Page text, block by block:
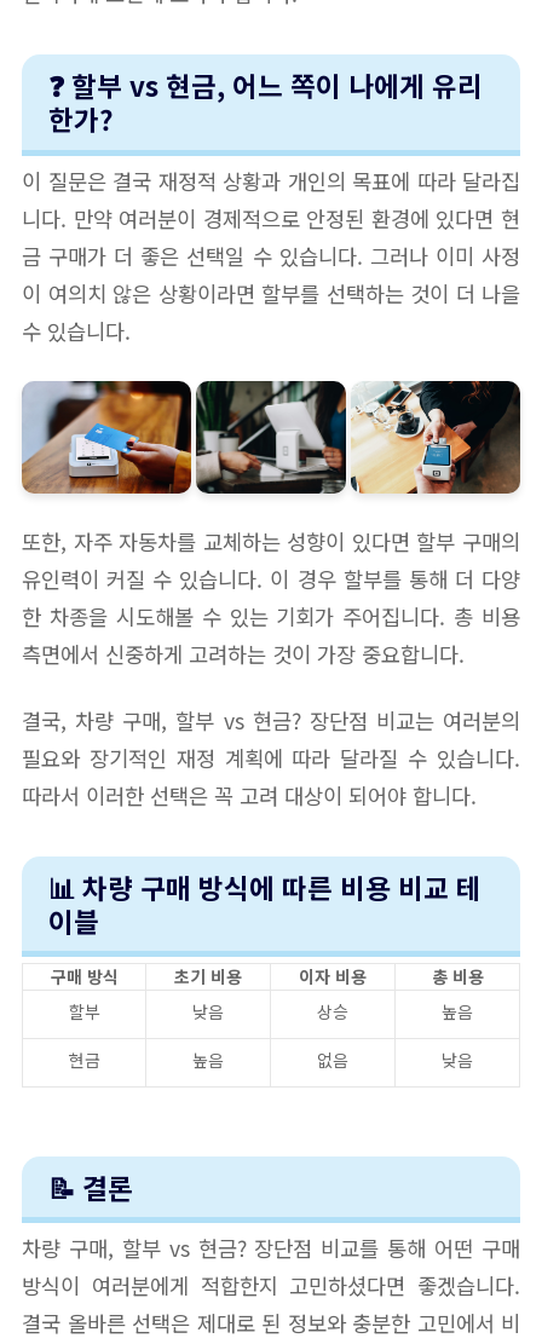
❓ 할부 vs 현금, 어느 쪽이 나에게 유리
한가?
이 질문은 결국 재정적 상황과 개인의 목표에 따라 달라집
니다. 만약 여러분이 경제적으로 안정된 환경에 있다면 현
금 구매가 더 좋은 선택일 수 있습니다. 그러나 이미 사정
이 여의치 않은 상황이라면 할부를 선택하는 것이 더 나을
수 있습니다.
또한, 자주 자동차를 교체하는 성향이 있다면 할부 구매의
유인력이 커질 수 있습니다. 이 경우 할부를 통해 더 다양
한 차종을 시도해볼 수 있는 기회가 주어집니다. 총 비용
측면에서 신중하게 고려하는 것이 가장 중요합니다.
결국, 차량 구매, 할부 vs 현금? 장단점 비교는 여러분의
필요와 장기적인 재정 계획에 따라 달라질 수 있습니다.
따라서 이러한 선택은 꼭 고려 대상이 되어야 합니다.
📊 차량 구매 방식에 따른 비용 비교 테
이블
구매 방식 초기 비용 이자 비용
총 비용
할부
낮음 상승
높음
현금
높음 없음 낮음
📝 결론
차량 구매, 할부 vs 현금? 장단점 비교를 통해 어떤 구매
방식이 여러분에게 적합한지 고민하셨다면 좋겠습니다.
결국 올바른 선택은 제대로 된 정보와 충분한 고민에서 비